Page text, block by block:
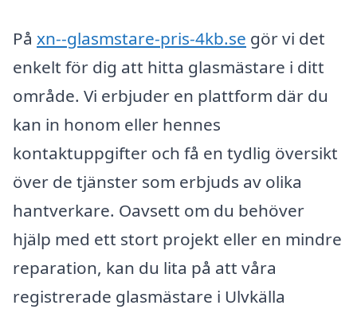
På xn--glasmstare-pris-4kb.se gör vi det
enkelt för dig att hitta glasmästare i ditt
område. Vi erbjuder en plattform där du
kan in honom eller hennes
kontaktuppgifter och få en tydlig översikt
över de tjänster som erbjuds av olika
hantverkare. Oavsett om du behöver
hjälp med ett stort projekt eller en mindre
reparation, kan du lita på att våra
registrerade glasmästare i Ulvkälla